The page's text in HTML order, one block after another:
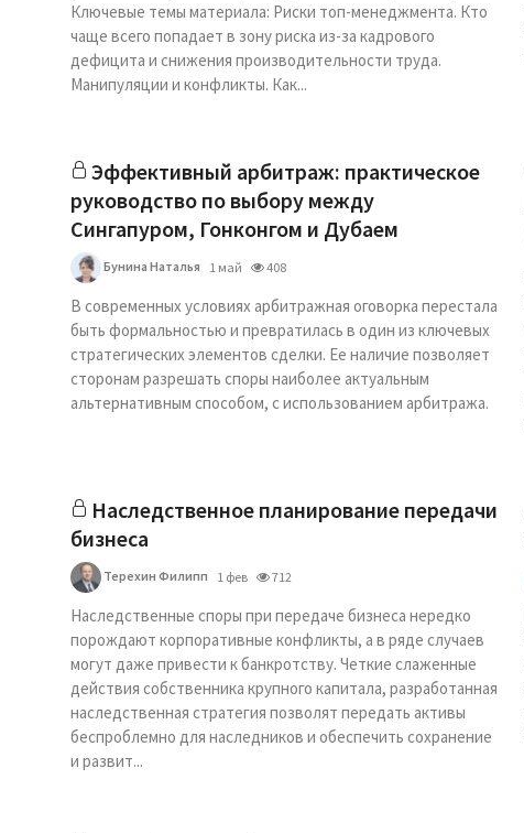
База знаний
Подписка
Ключевые темы материала: Риски топ-менеджмента. Кто
чаще всего попадает в зону риска из-за кадрового
дефицита и снижения производительности труда.
Манипуляции и конфликты. Как...
Эффективный арбитраж: практическое
руководство по выбору между
Сингапуром, Гонконгом и Дубаем
Бунина Наталья 1 май 408
В современных условиях арбитражная оговорка перестала
быть формальностью и превратилась в один из ключевых
стратегических элементов сделки. Ее наличие позволяет
сторонам разрешать споры наиболее актуальным
альтернативным способом, с использованием арбитража.
Наследственное планирование передачи
бизнеса
Терехин Филипп 1 фев 712
Наследственные споры при передаче бизнеса нередко
порождают корпоративные конфликты, а в ряде случаев
могут даже привести к банкротству. Четкие слаженные
действия собственника крупного капитала, разработанная
наследственная стратегия позволят передать активы
беспроблемно для наследников и обеспечить сохранение
и развит...